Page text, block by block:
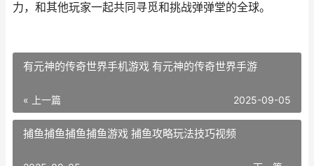
力，和其他玩家一起共同寻觅和挑战弹弹堂的全球。
有元神的传奇世界手机游戏 有元神的传奇世界手游
« 上一篇 2025-09-05
捕鱼捕鱼捕鱼捕鱼游戏 捕鱼攻略玩法技巧视频